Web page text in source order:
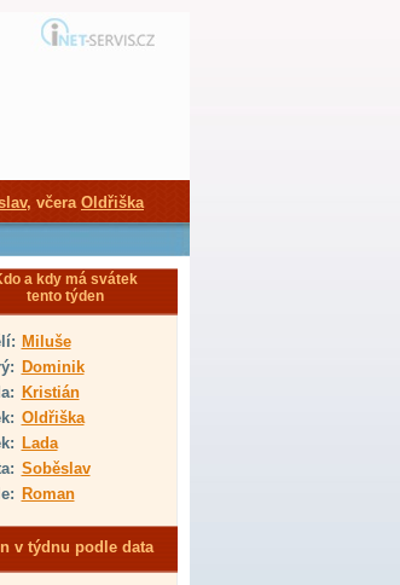
a kdy má svátek
tento týden
Miluše
Dominik
Kristián
Oldřiška
Lada
Soběslav
Roman
v týdnu podle data
, včera Oldřiška